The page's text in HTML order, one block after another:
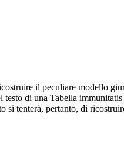
il peculiare modello
di una Tabella
si tenterà, pertanto, di